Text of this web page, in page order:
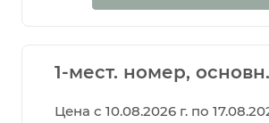
1-мест. номер,
Цена с 10.08.2026 г. по